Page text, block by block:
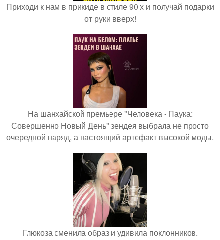
Приходи к нам в прикиде в стиле 90 х и получай подарки
от руки вверх!
На шанхайской премьере "Человека - Паука:
Совершенно Новый День" зендея выбрала не просто
очередной наряд, а настоящий артефакт высокой моды.
Глюкоза сменила образ и удивила поклонников.